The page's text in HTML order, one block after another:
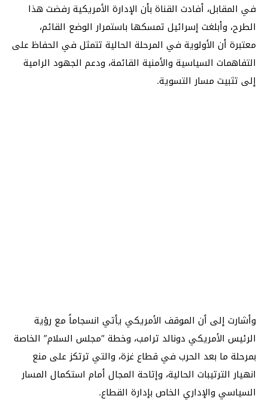
في المقابل، أفادت القناة بأن الإدارة الأمريكية رفضت هذا
الطرح، وأبلغت إسرائيل تمسكها باستمرار الوضع القائم،
معتبرة أن الأولوية في المرحلة الحالية تتمثل في الحفاظ على
التفاهمات السياسية والأمنية القائمة، ودعم الجهود الرامية
إلى تثبيت مسار التسوية.
وأشارت إلى أن الموقف الأمريكي يأتي انسجاماً مع رؤية
الرئيس الأمريكي دونالد ترامب، وخطة “مجلس السلام” الخاصة
بمرحلة ما بعد الحرب في قطاع غزة، والتي ترتكز على منع
انهيار الترتيبات الحالية، وإتاحة المجال أمام استكمال المسار
السياسي والإداري الخاص بإدارة القطاع.